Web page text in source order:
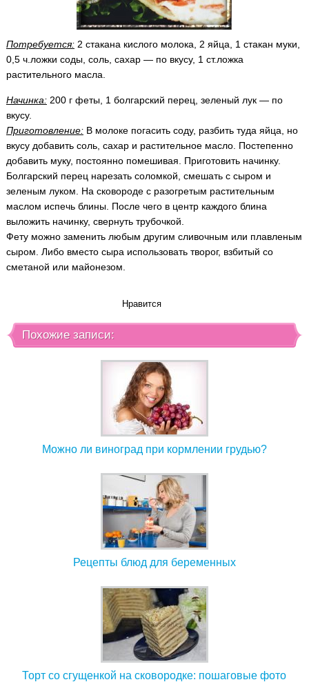
Потребуется:2 стакана кислого молока, 2 яйца, 1 стакан муки,
0,5 ч.ложки соды, соль, сахар — по вкусу, 1 ст.ложка
растительного масла.
Начинка:200 г феты, 1 болгарский перец, зеленый лук — по
вкусу.
Приготовление:В молоке погасить соду, разбить туда яйца, но
вкусу добавить соль, сахар и растительное масло. Постепенно
добавить муку, постоянно помешивая. Приготовить начинку.
Болгарский перец нарезать соломкой, смешать с сыром и
зеленым луком. На сковороде с разогретым растительным
маслом испечь блины. После чего в центр каждого блина
выложить начинку, свернуть трубочкой.
Фету можно заменить любым другим сливочным или плавленым
сыром. Либо вместо сыра использовать творог, взбитый со
сметаной или майонезом.
Нравится
Похожие записи:
Можно ли виноград при кормлении грудью?
Рецепты блюд для беременных
Торт со сгущенкой на сковородке: пошаговые фото